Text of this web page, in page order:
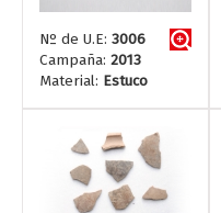
Nº de U.E: 3006
Campaña: 2013
Material: Estuco